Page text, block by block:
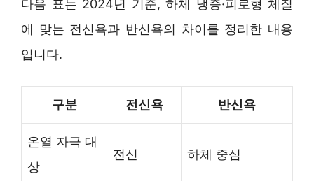
다음 표는 2024년 기준, 하체 냉증·피로형 체질
에 맞는 전신욕과 반신욕의 차이를 정리한 내용
입니다.
구분 전신욕 반신욕
온열 자극 대
상
전신 하체 중심